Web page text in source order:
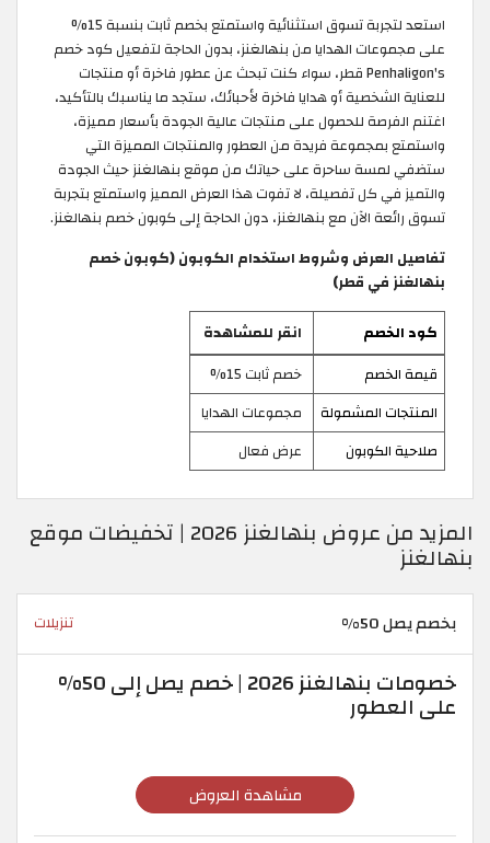
استعد لتجربة تسوق استثنائية واستمتع بخصم ثابت بنسبة 15%
على مجموعات الهدايا من بنهالغنز، بدون الحاجة لتفعيل كود خصم
Penhaligon's قطر، سواء كنت تبحث عن عطور فاخرة أو منتجات
للعناية الشخصية أو هدايا فاخرة لأحبائك، ستجد ما يناسبك بالتأكيد،
اغتنم الفرصة للحصول على منتجات عالية الجودة بأسعار مميزة،
واستمتع بمجموعة فريدة من العطور والمنتجات المميزة التي
ستضفي لمسة ساحرة على حياتك من موقع بنهالغنز حيث الجودة
والتميز في كل تفصيلة، لا تفوت هذا العرض المميز واستمتع بتجربة
تسوق رائعة الآن مع بنهالغنز، دون الحاجة إلى كوبون خصم بنهالغنز.
تفاصيل العرض وشروط استخدام الكوبون (كوبون خصم
بنهالغنز في قطر)
كود الخصم
انقر للمشاهدة
قيمة الخصم
خصم ثابت 15%
المنتجات المشمولة
مجموعات الهدايا
صلاحية الكوبون
عرض فعال
المزيد من عروض بنهالغنز 2026 | تخفيضات موقع
بنهالغنز
بخصم يصل 50% تنزيلات
خصومات بنهالغنز 2026 | خصم يصل إلى 50%
على العطور
مشاهدة العروض